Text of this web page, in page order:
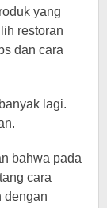
yang
restoran
dan cara
lagi.
bahwa pada
cara
dengan